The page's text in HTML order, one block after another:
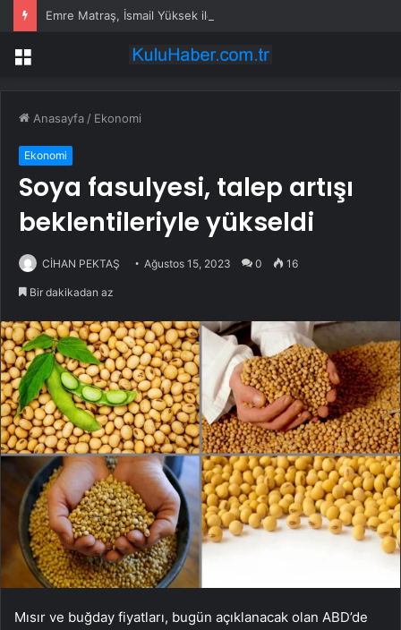
Menü
Anasayfa / Ekonomi
Ekonomi
Soya fasulyesi, talep artışı
beklentileriyle yükseldi
CİHAN PEKTAŞ Ağustos 15, 2023 0 16
Bir dakikadan az
Mısır ve buğday fiyatları, bugün açıklanacak olan ABD’de